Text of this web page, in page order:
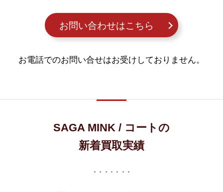
お問い合わせはこちら
お電話でのお問い合せはお受けしておりません。
SAGA MINK / コートの
新着買取実績